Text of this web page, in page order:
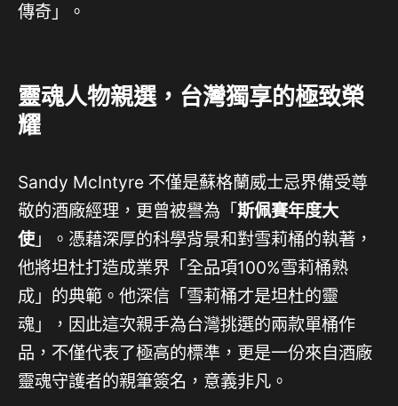
傳奇」。
靈魂人物親選，台灣獨享的極致榮
耀
Sandy McIntyre 不僅是蘇格蘭威士忌界備受尊
敬的酒廠經理，更曾被譽為「斯佩賽年度大
使」。憑藉深厚的科學背景和對雪莉桶的執著，
他將坦杜打造成業界「全品項100%雪莉桶熟
成」的典範。他深信「雪莉桶才是坦杜的靈
魂」，因此這次親手為台灣挑選的兩款單桶作
品，不僅代表了極高的標準，更是一份來自酒廠
靈魂守護者的親筆簽名，意義非凡。